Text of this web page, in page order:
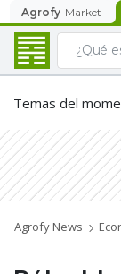
Agrofy Market
Temas del
Agrofy News